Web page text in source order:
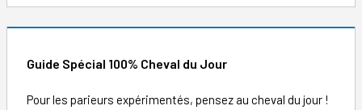
Guide Spécial 100% Cheval du Jour
Pour les parieurs expérimentés, pensez au cheval du jour !